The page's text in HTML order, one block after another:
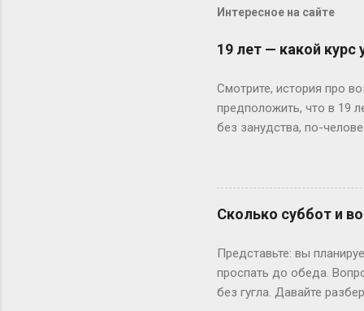
Интересное на сайте
19 лет — какой курс
Смотрите, история про
предположить, что в 19
без занудства, по-
не туда. Вот Сергей из
одноклассники уже на
штурмует лекции по
школе — представьте,
вносит коррективы.
Сколько суббот и
Представьте: вы
проспать до обеда.
без гугла. Давайте